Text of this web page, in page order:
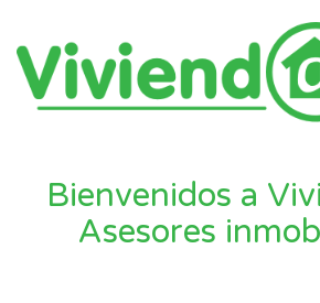
Bienvenidos a
Asesores